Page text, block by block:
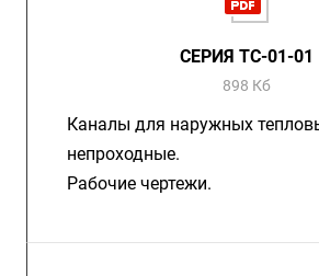
СЕРИЯ ТС-01-01
898 Кб
Каналы для наружных
непроходные.
Рабочие чертежи.